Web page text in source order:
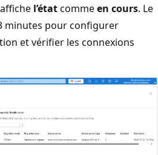
l’étatcommeen cours. Le
minutes pour configurer
et vérifier les connexions